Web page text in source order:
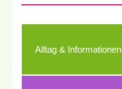
Alltag & Informationen